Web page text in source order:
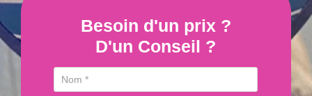
Besoin d'un prix ?
D'un Conseil ?